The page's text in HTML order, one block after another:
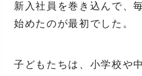
新入社員を巻き込んで、
始めたのが最初でした。
子どもたちは、小学校や